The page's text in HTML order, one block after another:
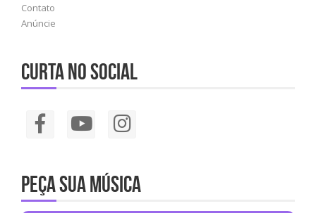
Contato
Anúncie
Curta no social
Peça sua música